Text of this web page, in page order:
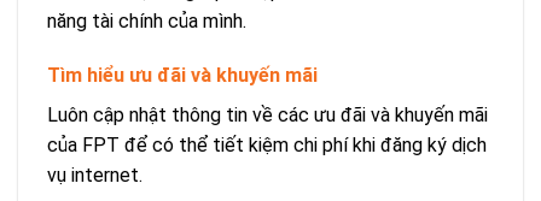
năng tài chính của mình.
Tìm hiểu ưu đãi và khuyến mãi
Luôn cập nhật thông tin về các ưu đãi và khuyến mãi
của FPT để có thể tiết kiệm chi phí khi đăng ký dịch
vụ internet.